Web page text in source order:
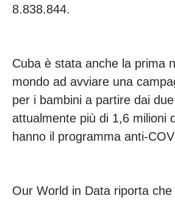
8.838.844.
Cuba è stata anche la prima
mondo ad avviare una
per i bambini a partire dai
attualmente più di 1,6 milioni
hanno il programma anti-
Our World in Data riporta